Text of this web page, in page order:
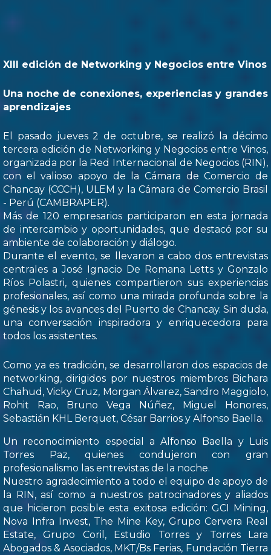
XIII edición de Networking y Negocios entre Vinos
Una noche de conexiones, experiencias y grandes
aprendizajes
El pasado jueves 2 de octubre, se realizó la décimo
tercera edición de Networking y Negocios entre Vinos,
organizada por la Red Internacional de Negocios (RIN),
con el valioso apoyo de la Cámara de Comercio de
Chancay (CCCH), ULEM y la Cámara de Comercio Brasil
- Perú (CAMBRAPER).
Más de 120 empresarios participaron en esta jornada
de intercambio y oportunidades, que destacó por su
ambiente de colaboración y diálogo.
Durante el evento, se llevaron a cabo dos entrevistas
centrales a José Ignacio De Romana Letts y Gonzalo
Ríos Polastri, quienes compartieron sus experiencias
profesionales, así como una mirada profunda sobre la
génesis y los avances del Puerto de Chancay. Sin duda,
una conversación inspiradora y enriquecedora para
todos los asistentes.
Como ya es tradición, se desarrollaron dos espacios de
networking, dirigidos por nuestros miembros Bichara
Chahud, Vicky Cruz, Morgan Álvarez, Sandro Maggiolo,
Rohit Rao, Bruno Vega Núñez, Miguel Honores,
Sebastián KHL Berquet, César Barrios y Alfonso Baella.
Un reconocimiento especial a Alfonso Baella y Luis
Torres Paz, quienes condujeron con gran
profesionalismo las entrevistas de la noche.
Nuestro agradecimiento a todo el equipo de apoyo de
la RIN, así como a nuestros patrocinadores y aliados
que hicieron posible esta exitosa edición: GCI Mining,
Nova Infra Invest, The Mine Key, Grupo Cervera Real
Estate, Grupo Coril, Estudio Torres y Torres Lara
Abogados & Asociados, MKT/Bs Ferias, Fundación Tierra